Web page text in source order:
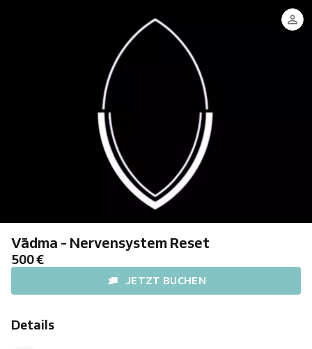
Vādma - Nervensystem Reset
500 €
JETZT BUCHEN
Details